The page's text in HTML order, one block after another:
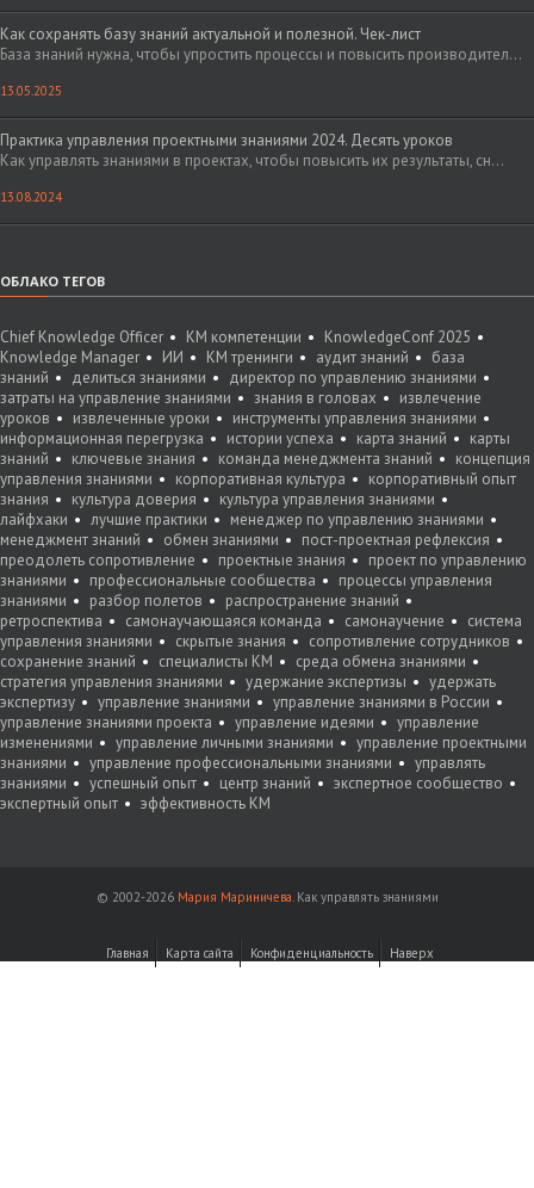
Как сохранять базу знаний актуальной и полезной. Чек-лист
База знаний нужна, чтобы упростить процессы и повысить производител...
13.05.2025
Практика управления проектными знаниями 2024. Десять уроков
Как управлять знаниями в проектах, чтобы повысить их результаты, сн...
13.08.2024
ОБЛАКО ТЕГОВ
Chief Knowledge Officer KM компетенции
KnowledgeConf 2025
Knowledge Manager
ИИ КМ тренинги аудит знаний
база
знаний
делиться знаниями
директор по управлению знаниями
затраты на управление знаниями
знания в головах
извлечение
уроков
извлеченные уроки
инструменты управления знаниями
информационная перегрузка
истории успеха карта знаний
карты
знаний
ключевые знания команда менеджмента знаний
концепция
управления знаниями
корпоративная культура
корпоративный опыт
знания
культура доверия
культура управления знаниями
лайфхаки
лучшие практики
менеджер по управлению знаниями
менеджмент знаний
обмен знаниями
пост-проектная рефлексия
преодолеть сопротивление
проектные знания
проект по управлению
знаниями
профессиональные сообщества
процессы управления
знаниями
разбор полетов
распространение знаний
ретроспектива
самонаучающаяся команда самонаучение
система
управления знаниями
скрытые знания
сопротивление сотрудников
сохранение знаний
специалисты KM
среда обмена знаниями
стратегия управления знаниями
удержание экспертизы
удержать
экспертизу
управление знаниями
управление знаниями в России
управление знаниями проекта
управление идеями
управление
изменениями
управление личными знаниями
управление проектными
знаниями
управление профессиональными знаниями
управлять
знаниями
успешный опыт центр знаний
экспертное сообщество
экспертный опыт
эффективность KM
© 2002-2026 Мария Мариничева.Как управлять знаниями
Главная Карта сайта Конфиденциальность Наверх